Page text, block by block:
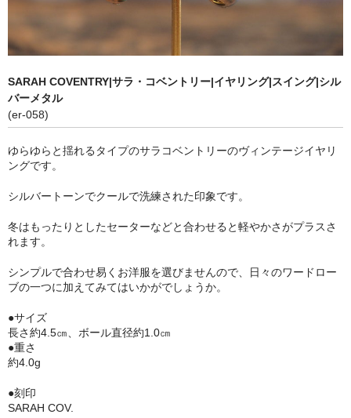
カフリンクス
ヴィンテージ ディズニー
ヴィンテージ雑貨
ショッピングガイド
お問い合わせ
ブログ
SOLD OUT
ヴィンテージディズニー
ヴィンテージ雑貨
SARAH COVENTRY|サラ・コベントリー|イヤリング|スイング|シル
バーメタル
(er-058)
ゆらゆらと揺れるタイプのサラコベントリーのヴィンテージイヤリ
ングです。
シルバートーンでクールで洗練された印象です。
冬はもったりとしたセーターなどと合わせると軽やかさがプラスさ
れます。
シンプルで合わせ易くお洋服を選びませんので、日々のワードロー
ブの一つに加えてみてはいかがでしょうか。
●サイズ
長さ約4.5㎝、ボール直径約1.0㎝
●重さ
約4.0g
●刻印
SARAH COV.